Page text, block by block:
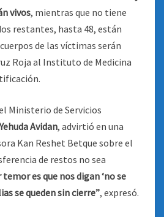
vivos, mientras que no tiene
restantes, hasta 48, están
de las víctimas serán
Roja al Instituto de Medicina
Ministerio de Servicios
Yehuda Avidan, advirtió en una
Kan Reshet Betque sobre el
de restos no sea
es que nos digan ‘no se
se queden sin cierre”, expresó.